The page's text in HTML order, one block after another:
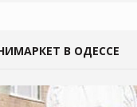
В ОДЕССЕ